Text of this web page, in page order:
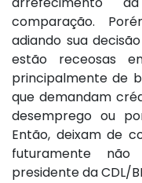
comparação.
adiando sua
estão receosas
principalmente de
que demandam
desemprego ou
Então, deixam de
futuramente
presidente da CDL/